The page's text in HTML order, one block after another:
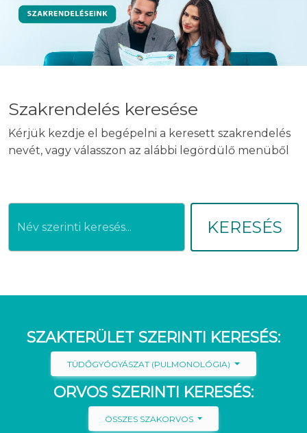
Szakrendelés keresése
Kérjük kezdje el begépelni a keresett szakrendelés
nevét, vagy válasszon az alábbi legördülő menüből
KERESÉS
SZAKTERÜLET SZERINTI KERESÉS:
TÜDŐGYÓGYÁSZAT (PULMONOLÓGIA)
ORVOS SZERINTI KERESÉS:
ÖSSZES SZAKORVOS